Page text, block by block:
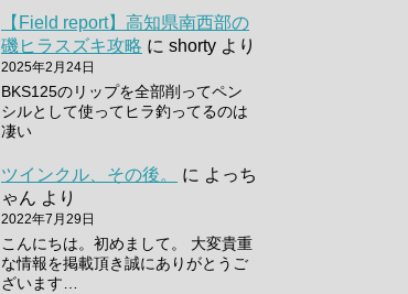
【Field report】高知県南西部の
磯ヒラスズキ攻略 に shorty より
2025年2月24日
BKS125のリップを全部削ってペン
シルとして使ってヒラ釣ってるのは
凄い
ツインクル、その後。 に よっち
ゃん より
2022年7月29日
こんにちは。初めまして。 大変貴重
な情報を掲載頂き誠にありがとうご
ざいます…